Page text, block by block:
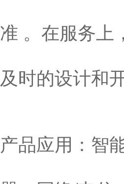
准 。在服务上
及时的设计和
产品应用：智